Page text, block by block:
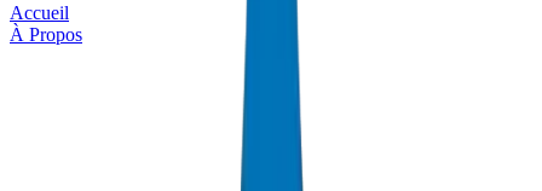
Accueil
À Propos